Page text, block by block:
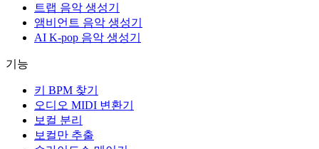
트랩 음악 생성기
앰비언트 음악 생성기
AI K-pop 음악 생성기
기능
키 BPM 찾기
오디오 MIDI 변환기
보컬 분리
보컬만 추출